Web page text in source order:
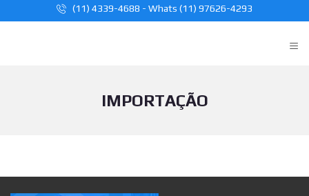
(11) 4339-4688 - Whats (11) 97626-4293
≡
IMPORTAÇÃO